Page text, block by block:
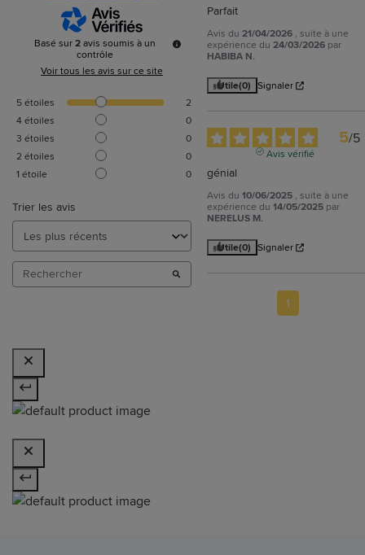
Basé sur2 avis soumis à un
contrôle
Voir tous les avis sur ce site
5étoiles
2
4étoiles
0
3 étoiles
0
2 étoiles
0
1 étoile 0
Trier les avis
Parfait
Avis du21/04/2026 , suite à une
expérience du24/03/2026 par
HABIBA N.
Utile(0) Signaler
5/5
Avis vérifié
génial
Avis du10/06/2025 , suite à une
expérience du14/05/2025 par
NERELUS M.
Utile(0) Signaler
1